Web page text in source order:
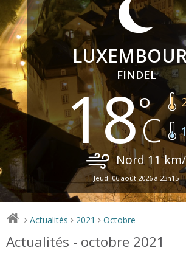
FINDEL
18
Nord 11
Jeudi 06 août 2026 à 23h15
> Actualités > 2021 > Octobre
Actualités - octobre 2021